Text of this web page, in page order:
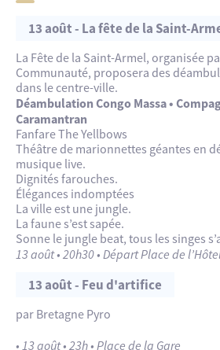
30 juillet :YouennThe Voice 2026
13 août : Pas de concert car nous
déambulations et feu d’artifice par
Communauté
20 août :Group Obscur feuillage
27 août :Groupe BBPCO
Orchestra)
Ouverture des commerces en
Jusqu’en juin 2027
«L’usine à Merveilles« ,Sébastien
Circuit des Hortensias (Mises en
photographiques spectaculaires à
et de l’héritage artistique
surréalisme ) – Par Ploërmel
« La balade des Minimiam », Pierre
Loisirs, Taupont – Par Ploërmel
13 août - La fête de la Saint-
La Fête de la Saint-Armel, organisée
Communauté, proposera des
dans le centre-ville.
Déambulation Congo Massa •
Caramantran
Fanfare The Yellbows
Théâtre de marionnettes géantes en
musique live.
Dignités farouches.
Élégances indomptées
La ville est une jungle.
La faune s’est sapée.
Sonne le jungle beat, tous les singes
13 août • 20h30 • Départ Place de
13 août - Feu d'artifice
par Bretagne Pyro
• 13 août • 23h • Place de la Gare